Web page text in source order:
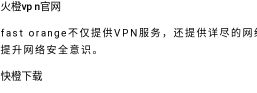
火橙vp n官网
fast orange不仅提供VPN服务，还提供详尽的网
提升网络安全意识。
快橙下载